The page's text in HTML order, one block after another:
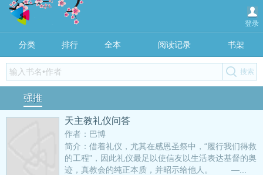
登录
分类 排行 全本 阅读记录 书架
强推
天主教礼仪问答
作者：巴博
简介：借着礼仪，尤其在感恩圣祭中，“履行我们得救
的工程”，因此礼仪最足以使信友以生活表达基督的奥
迹，真教会的纯正本质，并昭示给他人。 —...